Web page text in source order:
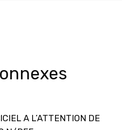
A L’ATTENTION DE